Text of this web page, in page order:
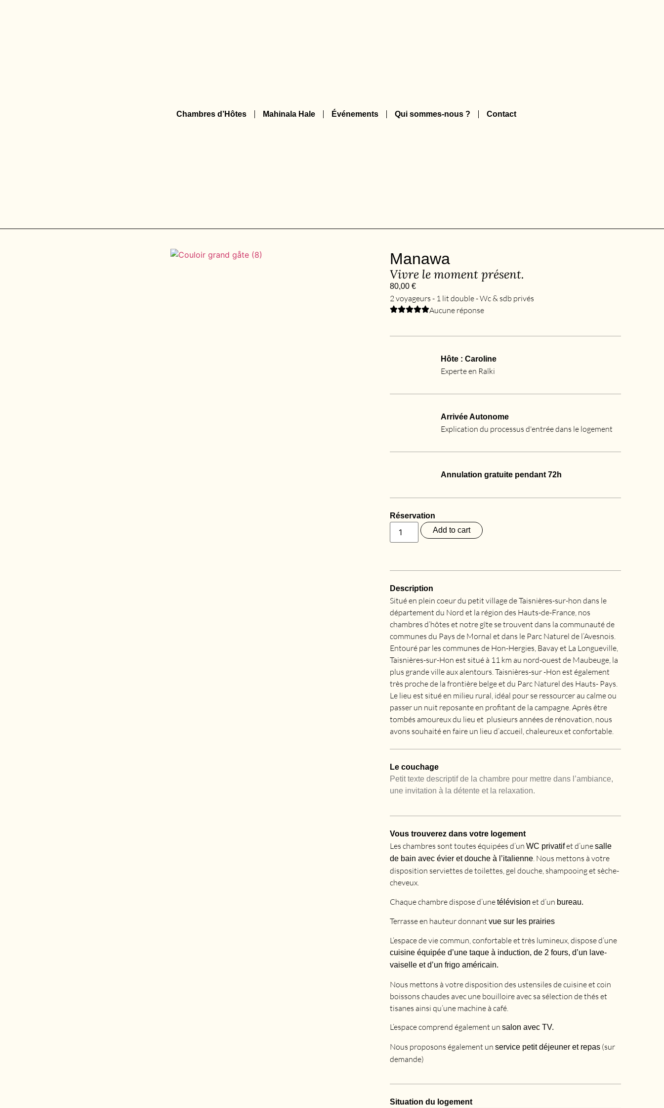
Chambres d’Hôtes Mahinala Hale Événements Qui sommes-nous ? Contact
Manawa
Vivre le moment présent.
80,00 €
2 voyageurs - 1 lit double - Wc & sdb privés
Aucune réponse
Hôte : Caroline
Experte en Raîki
Arrivée Autonome
Explication du processus d'entrée dans le logement
Annulation gratuite pendant 72h
Réservation
Add to cart
Description
Situé en plein coeur du petit village de Taisnières-sur-hon dans le
département du Nord et la région des Hauts-de-France, nos
chambres d’hôtes et notre gîte se trouvent dans la communauté de
communes du Pays de Mornal et dans le Parc Naturel de l’Avesnois.
Entouré par les communes de Hon-Hergies, Bavay et La Longueville,
Taisnières-sur-Hon est situé à 11 km au nord-ouest de Maubeuge, la
plus grande ville aux alentours. Taisnières-sur -Hon est également
très proche de la frontière belge et du Parc Naturel des Hauts- Pays.
Le lieu est situé en milieu rural, idéal pour se ressourcer au calme ou
passer un nuit reposante en profitant de la campagne. Après être
tombés amoureux du lieu et plusieurs années de rénovation, nous
avons souhaité en faire un lieu d’accueil, chaleureux et confortable.
Le couchage
Petit texte descriptif de la chambre pour mettre dans l’ambiance,
une invitation à la détente et la relaxation.
Vous trouverez dans votre logement
Les chambres sont toutes équipées d’un WC privatifet d’unesalle
de bain avec évier et douche à l’italienne. Nous mettons à votre
disposition serviettes de toilettes, gel douche, shampooing et sèche-
cheveux.
Chaque chambre dispose d’unetélévision et d’un bureau.
Terrasse en hauteur donnant vue sur les prairies
L’espace de vie commun, confortable et très lumineux, dispose d’une
cuisine équipée d’une taque à induction, de 2 fours, d’un lave-
vaiselle et d’un frigo américain.
Nous mettons à votre disposition des ustensiles de cuisine et coin
boissons chaudes avec une bouilloire avec sa sélection de thés et
tisanes ainsi qu’une machine à café.
L’espace comprend également un salon avec TV.
Nous proposons également un service petit déjeuner et repas(sur
demande)
Situation du logement